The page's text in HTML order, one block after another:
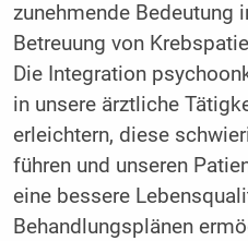
zunehmende Bedeutung
Betreuung von
Die Integration
in unsere ärztliche
erleichtern, diese
führen und unseren
eine bessere
Behandlungsplänen